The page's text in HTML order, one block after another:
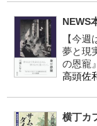
NEWS
【今
夢と現
の恩寵』
高頭佐
横丁カ